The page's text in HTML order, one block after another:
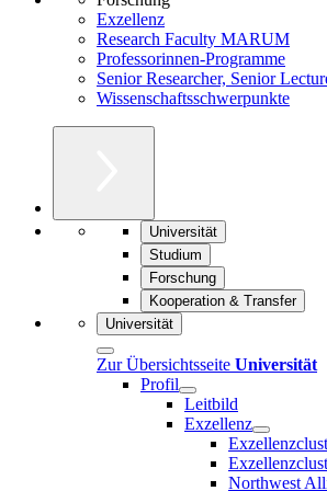
Exzellenz
Research Faculty MARUM
Professorinnen-Programme
Senior Researcher, Senior
Wissenschaftsschwerpunkte
Universität
Studium
Forschung
Kooperation & Transfer
Universität
Zur Übersichtsseite Universität
Profil
Leitbild
Exzellenz
Northwest